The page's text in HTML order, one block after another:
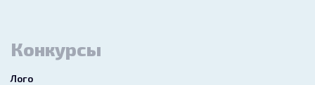
Конкурсы
Лого